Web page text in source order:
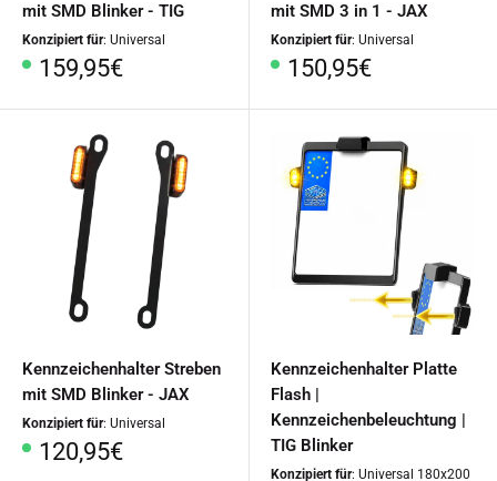
mit SMD Blinker - TIG
Konzipiert für: Universal
Sonderpreis
159,95€
mit SMD 3 in 1 - JAX
Konzipiert für: Universal
Sonderpreis
150,95€
Kennzeichenhalter Streben
mit SMD Blinker - JAX
Konzipiert für: Universal
Sonderpreis
120,95€
Kennzeichenhalter Platte
Flash |
Kennzeichenbeleuchtung |
TIG Blinker
Konzipiert für: Universal 180x200